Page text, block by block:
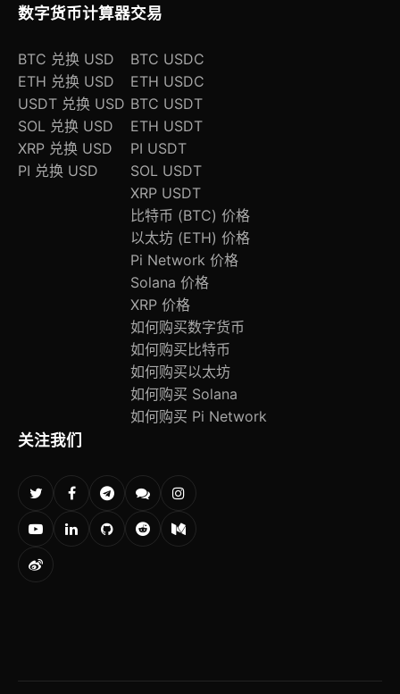
关注我们
数字货币计算器
BTC 兑换 USD
ETH 兑换 USD
USDT 兑换 USD
SOL 兑换 USD
XRP 兑换 USD
PI 兑换 USD
交易
BTC USDC
ETH USDC
BTC USDT
ETH USDT
PI USDT
SOL USDT
XRP USDT
比特币 (BTC) 价格
以太坊 (ETH) 价格
Pi Network 价格
Solana 价格
XRP 价格
如何购买数字货币
如何购买比特币
如何购买以太坊
如何购买 Solana
如何购买 Pi Network